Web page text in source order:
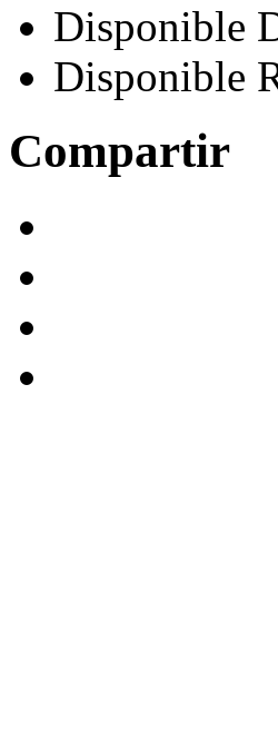
Disponible
Disponible
Compartir